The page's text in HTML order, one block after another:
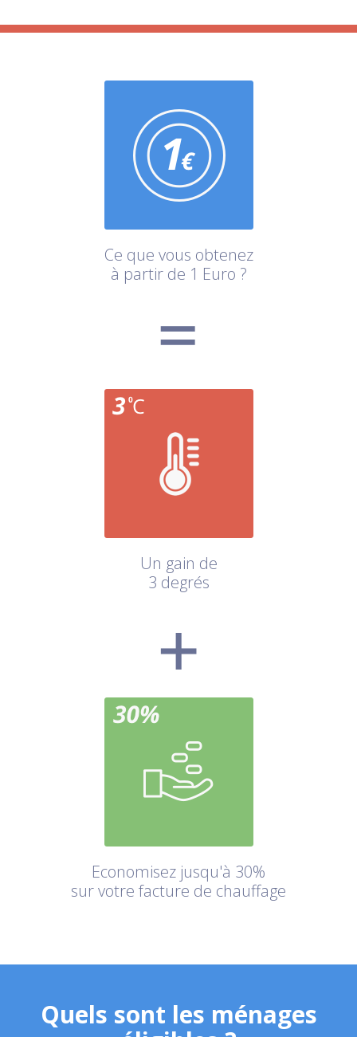
Ce que vous obtenez
à partir de 1 Euro ?
Un gain de
3 degrés
Economisez jusqu'à 30%
sur votre facture de chauffage
Quels sont les ménages